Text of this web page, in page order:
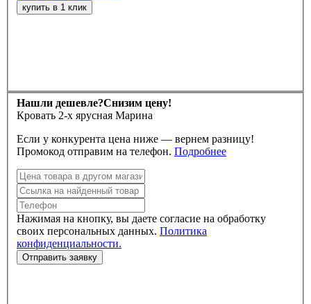
Нашли дешевле?Снизим цену!
Кровать 2-х ярусная Марина
Если у конкурента цена ниже — вернем разницу!
Промокод отправим на телефон. Подробнее
Нажимая на кнопку, вы даете согласие на обработку
своих персональных данных. Политика
конфиденциальности.